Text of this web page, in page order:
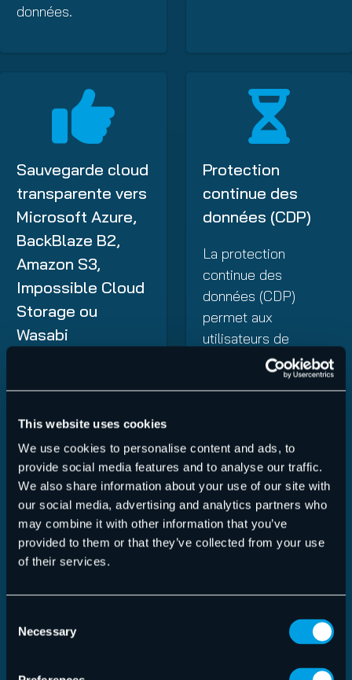
This website uses cookies
We use cookies to personalise content and ads, to
provide social media features and to analyse our traffic.
We also share information about your use of our site with
our social media, advertising and analytics partners who
may combine it with other information that you’ve
provided to them or that they’ve collected from your use
of their services.
Selection
Necessary
données.
Sauvegarde cloud
transparente vers
Microsoft Azure,
BackBlaze B2,
Amazon S3,
Impossible Cloud
Storage ou
Wasabi
peuvent simplement
stocker leurs copies
de sauvegarde hors
site avec le
fournisseur de leur
choix. Ainsi, les
clients peuvent
de leurs données
Protection
continue des
données (CDP)
La protection
continue des
données (CDP)
permet aux
utilisateurs de
sauvegarder les
machines virtuelles
garantit qu’en cas de
perte de données,
seules quelques
minutes seront
perdues. Cette
réduction
pertes de données